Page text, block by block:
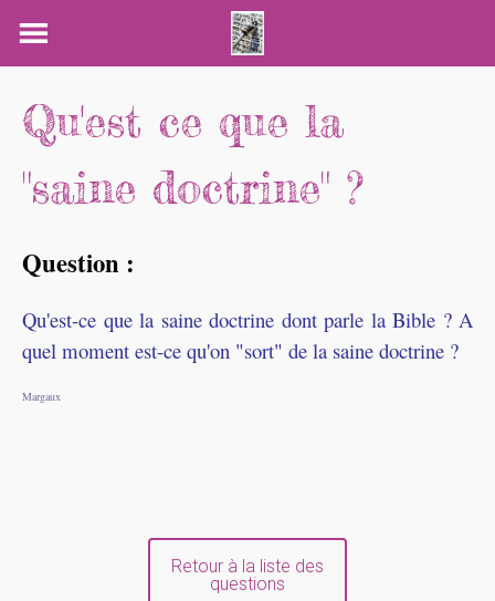
Qu'est ce que la
"saine doctrine" ?
Question :
Qu'est-ce que la saine doctrine dont parle la Bible ? A
quel moment est-ce qu'on "sort" de la saine doctrine ?
Margaux
Retour à la liste des
questions